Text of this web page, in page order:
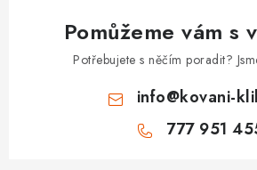
Pomůžeme vám s
Potřebujete s něčím poradit?
info@kovani-
777 951